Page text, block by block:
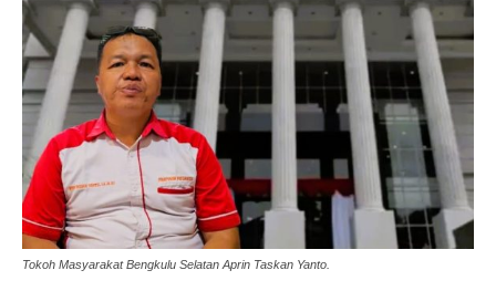
Tokoh Masyarakat Bengkulu Selatan Aprin Taskan Yanto.